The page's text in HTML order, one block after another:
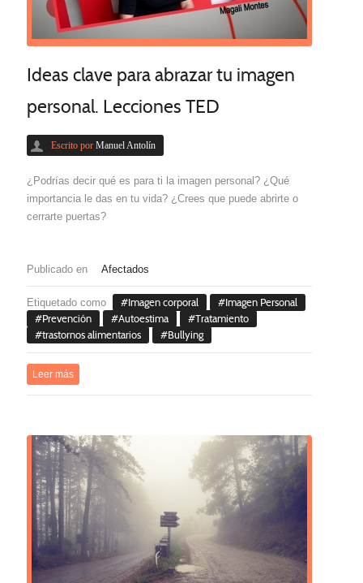
Ideas clave para abrazar tu imagen
personal. Lecciones TED
Escrito por Manuel Antolín
¿Podrías decir qué es para ti la imagen personal? ¿Qué
importancia le das en tu vida? ¿Crees que puede abrirte o
cerrarte puertas?
Publicado en Afectados
Etiquetado como Imagen corporal
Imagen Personal
Prevención
Autoestima
Tratamiento
trastornos alimentarios
Bullying
Leer más